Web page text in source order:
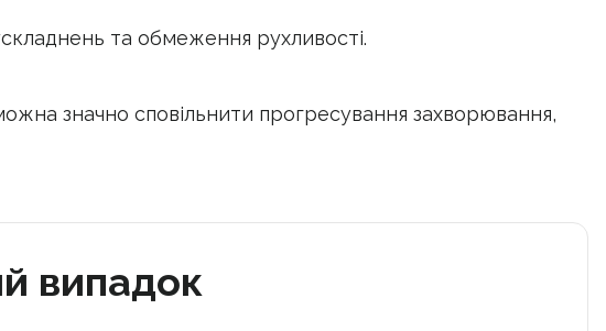
та обмеження рухливості.
значно сповільнити прогресування захворювання,
випадок